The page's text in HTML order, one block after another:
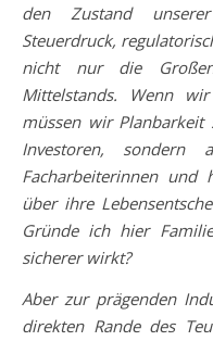
den Zustand
Steuerdruck,
nicht nur die
Mittelstands. Wenn
müssen wir
Investoren, sondern
Facharbeiterinnen und
über ihre
Gründe ich hier
sicherer wirkt?
Aber zur prägenden
direkten Rande des